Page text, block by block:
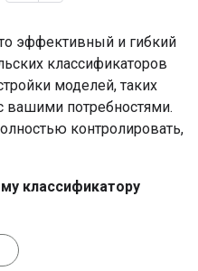
эффективный и гибкий
классификаторов
моделей, таких
вашими потребностями.
контролировать,
классификатору